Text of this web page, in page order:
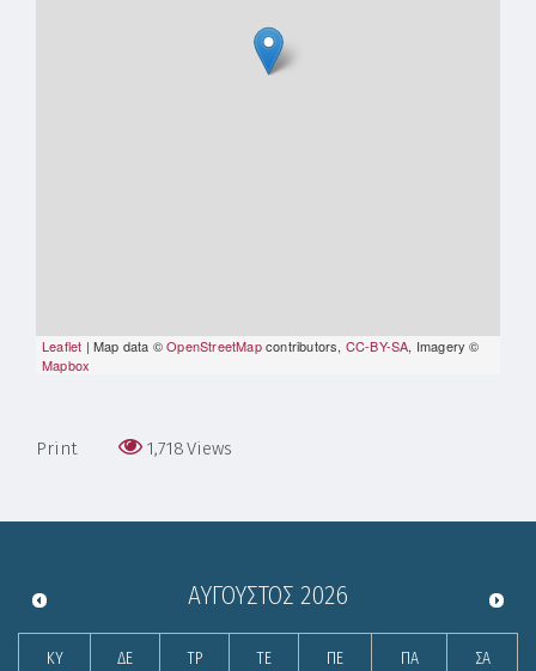
Leaflet | Map data ©OpenStreetMapcontributors, CC-BY-SA, Imagery ©
Mapbox
Print 1,718Views
ΑΎΓΟΥΣΤΟΣ 2026
ΚΥ ΔΕ ΤΡ ΤΕ ΠΕ ΠΑ ΣΑ